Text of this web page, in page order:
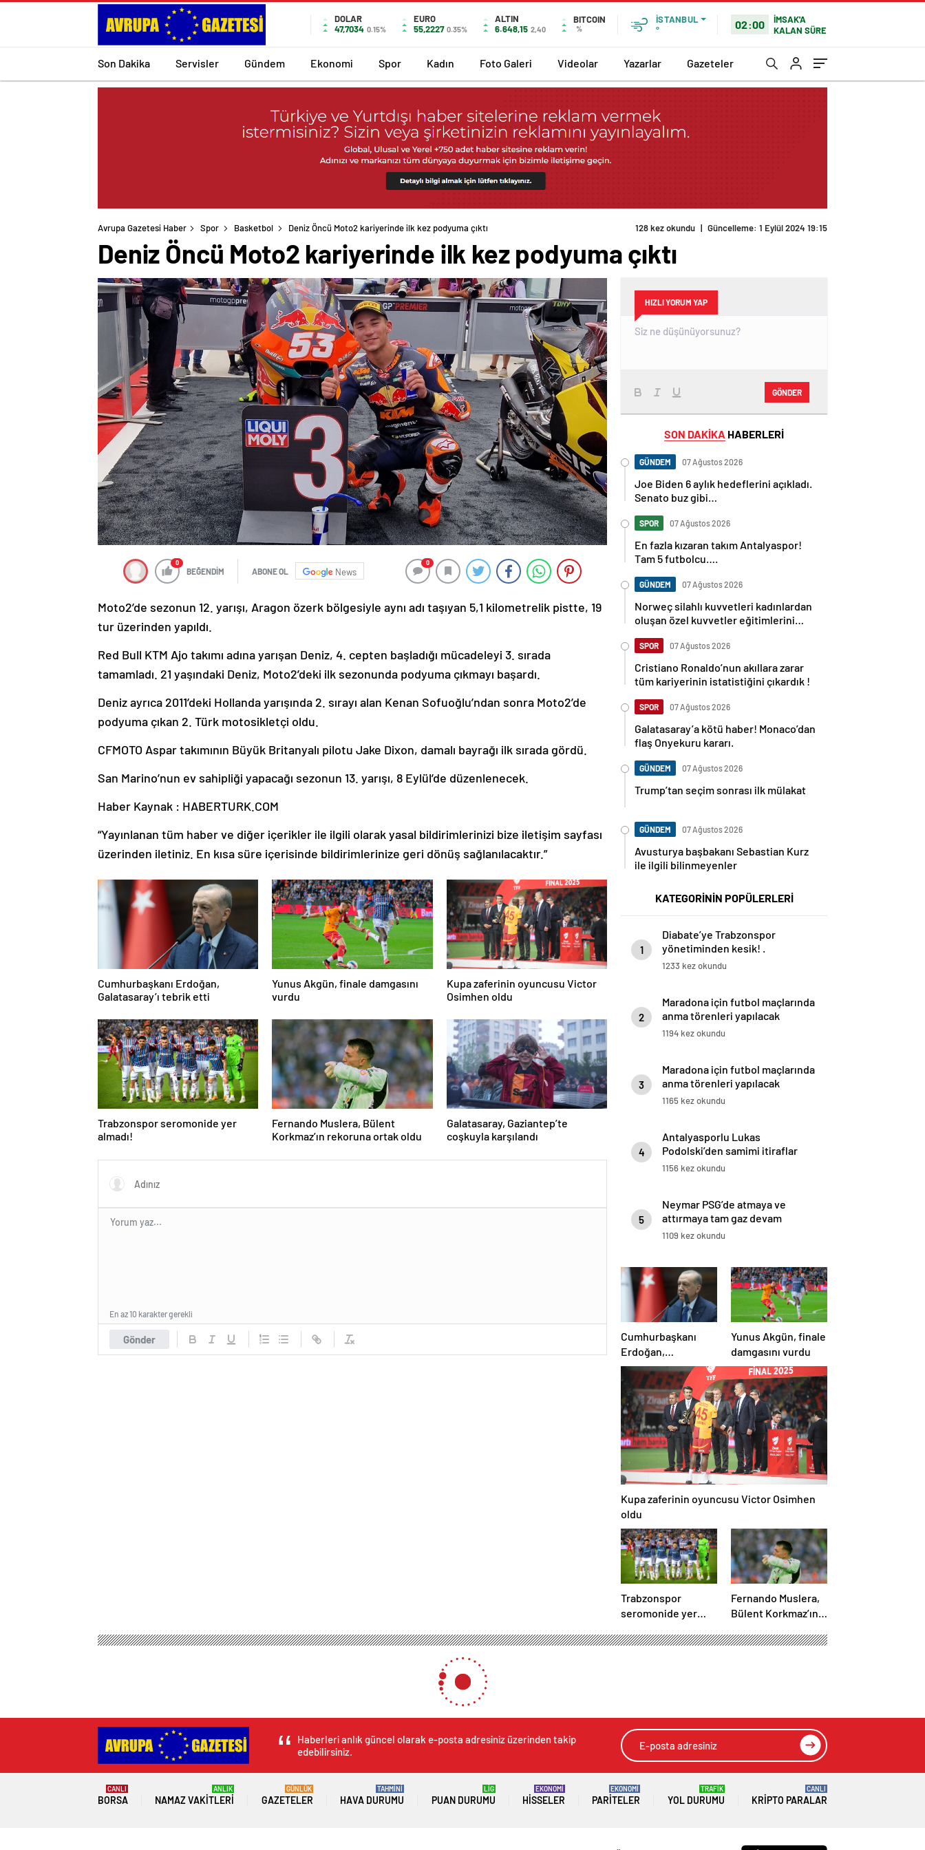
DOLAR
47,7034 0.15%
EURO
55,2227 0.35%
ALTIN
6.648,15 2,40
BITCOIN
%
İSTANBUL
°
02:00
İMSAK'A
KALAN SÜRE
Son Dakika Servisler Gündem Ekonomi Spor Kadın Foto Galeri Videolar Yazarlar Gazeteler
Avrupa Gazetesi Haber Spor Basketbol Deniz Öncü Moto2 kariyerinde ilk kez podyuma çıktı 128 kez okundu | Güncelleme: 1 Eylül 2024 19:15
Deniz Öncü Moto2 kariyerinde ilk kez podyuma çıktı
0
BEĞENDİM ABONE OL News
0
Moto2’de sezonun 12. yarışı, Aragon özerk bölgesiyle aynı adı taşıyan 5,1 kilometrelik pistte, 19
tur üzerinden yapıldı.
Red Bull KTM Ajo takımı adına yarışan Deniz, 4. cepten başladığı mücadeleyi 3. sırada
tamamladı. 21 yaşındaki Deniz, Moto2’deki ilk sezonunda podyuma çıkmayı başardı.
Deniz ayrıca 2011’deki Hollanda yarışında 2. sırayı alan Kenan Sofuoğlu’ndan sonra Moto2’de
podyuma çıkan 2. Türk motosikletçi oldu.
CFMOTO Aspar takımının Büyük Britanyalı pilotu Jake Dixon, damalı bayrağı ilk sırada gördü.
San Marino’nun ev sahipliği yapacağı sezonun 13. yarışı, 8 Eylül’de düzenlenecek.
Haber Kaynak : HABERTURK.COM
“Yayınlanan tüm haber ve diğer içerikler ile ilgili olarak yasal bildirimlerinizi bize iletişim sayfası
üzerinden iletiniz. En kısa süre içerisinde bildirimlerinize geri dönüş sağlanılacaktır.”
Cumhurbaşkanı Erdoğan,
Galatasaray’ı tebrik etti
Yunus Akgün, finale damgasını
vurdu
Kupa zaferinin oyuncusu Victor
Osimhen oldu
Trabzonspor seromonide yer
almadı!
Fernando Muslera, Bülent
Korkmaz’ın rekoruna ortak oldu
Galatasaray, Gaziantep’te
coşkuyla karşılandı
Gönder
En az 10 karakter gerekli
HIZLI YORUM YAP
GÖNDER
SON DAKİKA HABERLERİ
GÜNDEM 07 Ağustos 2026
Joe Biden 6 aylık hedeflerini açıkladı.
Senato buz gibi…
SPOR 07 Ağustos 2026
En fazla kızaran takım Antalyaspor!
Tam 5 futbolcu….
GÜNDEM 07 Ağustos 2026
Norweç silahlı kuvvetleri kadınlardan
oluşan özel kuvvetler eğitimlerini
SPOR 07 Ağustos 2026
Cristiano Ronaldo’nun akıllara zarar
tüm kariyerinin istatistiğini çıkardık !
SPOR 07 Ağustos 2026
Galatasaray’a kötü haber! Monaco’dan
flaş Onyekuru kararı.
GÜNDEM 07 Ağustos 2026
Trump’tan seçim sonrası ilk mülakat
GÜNDEM 07 Ağustos 2026
Avusturya başbakanı Sebastian Kurz
ile ilgili bilinmeyenler
KATEGORİNİN POPÜLERLERİ
1
Diabate’ye Trabzonspor
yönetiminden kesik! .
1233 kez okundu
2
Maradona için futbol maçlarında
anma törenleri yapılacak
1194 kez okundu
3
Maradona için futbol maçlarında
anma törenleri yapılacak
1165 kez okundu
4
Antalyasporlu Lukas
Podolski’den samimi itiraflar
“Türkiye benim ikinci vatanım” .
1156 kez okundu
5
Neymar PSG’de atmaya ve
attırmaya tam gaz devam
ediyor!
1109 kez okundu
Cumhurbaşkanı
Erdoğan,
Galatasaray’ı tebrik
etti
Yunus Akgün, finale
damgasını vurdu
Kupa zaferinin oyuncusu Victor Osimhen
oldu
Trabzonspor
seromonide yer
Fernando Muslera,
Bülent Korkmaz’ın
Haberleri anlık güncel olarak e-posta adresiniz üzerinden takip
edebilirsiniz.
BORSA
CANLI
NAMAZ VAKITLERI
ANLIK
GAZETELER
GÜNLÜK
HAVA DURUMU
TAHMİNİ
PUAN DURUMU
LİG
HISSELER
EKONOMİ
PARITELER
EKONOMİ
YOL DURUMU
TRAFİK
KRIPTO PARALAR
CANLI